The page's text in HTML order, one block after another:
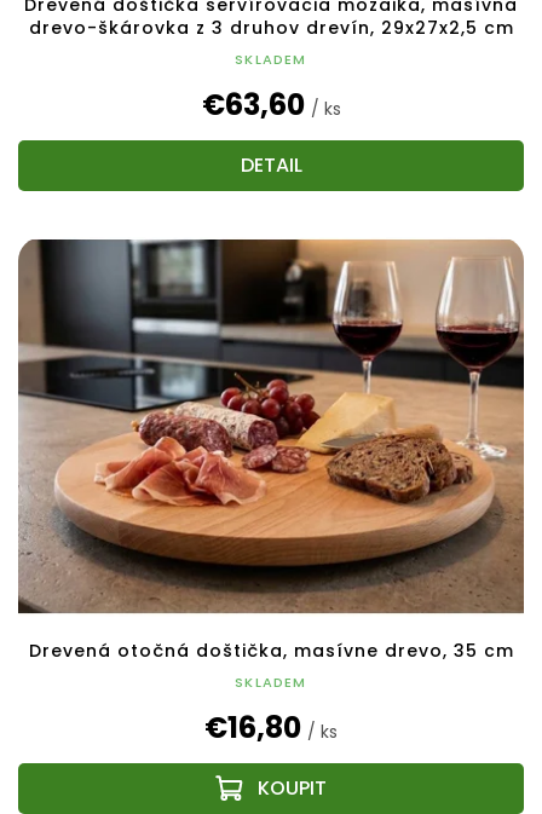
drevo-škárovka z 3 druhov drevín, 29x27x2,5 cm
SKLADEM
€63,60 / ks
DETAIL
Drevená otočná doštička, masívne drevo, 35 cm
SKLADEM
€16,80 / ks